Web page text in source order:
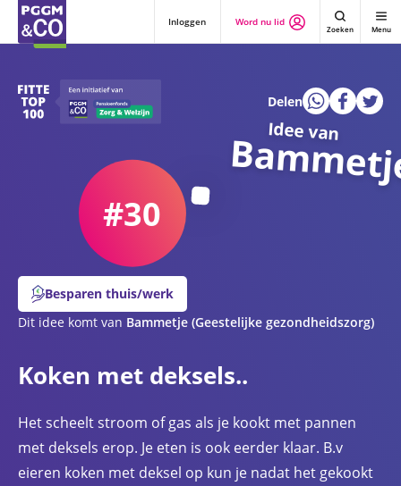
Inloggen Word nu lid
Zoeken Menu
Delen
Besparen thuis/werk
Dit idee komt van Bammetje (Geestelijke gezondheidszorg)
Koken met deksels..
Het scheelt stroom of gas als je kookt met pannen
met deksels erop. Je eten is ook eerder klaar. B.v
eieren koken met deksel op kun je nadat het gekookt
#30
Idee van